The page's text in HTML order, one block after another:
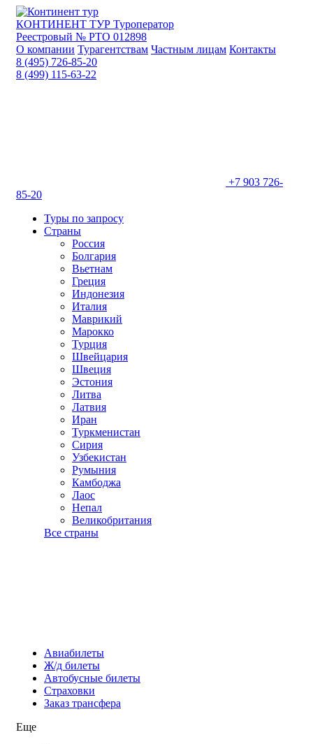
КОНТИНЕНТ ТУР Туроператор
Реестровый № РТО 012898
О компании Турагентствам Частным лицам Контакты
8 (495) 726-85-20
8 (499) 115-63-22
+7 903 726-
85-20
Туры по запросу
Страны
Россия
Болгария
Вьетнам
Греция
Индонезия
Италия
Маврикий
Марокко
Турция
Швейцария
Швеция
Эстония
Литва
Латвия
Иран
Туркменистан
Сирия
Узбекистан
Румыния
Камбоджа
Лаос
Непал
Великобритания
Все страны
Авиабилеты
Ж/д билеты
Автобусные билеты
Страховки
Заказ трансфера
Еще